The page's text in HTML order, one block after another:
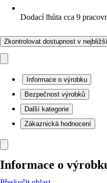
Dodací lhůta cca 9
Zkontrolovat dostupnost v
Informace o výrobku
Bezpečnost výrobků
Další kategorie
Zákaznická hodnocení
Informace o